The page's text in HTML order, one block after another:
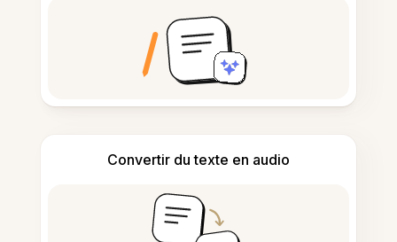
Convertir du texte en audio